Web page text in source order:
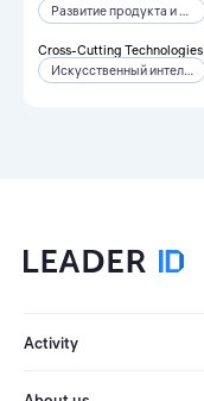
Развитие продукта и ценообразование
Cross-Cutting Technologies
Искусственный интеллект
Activity